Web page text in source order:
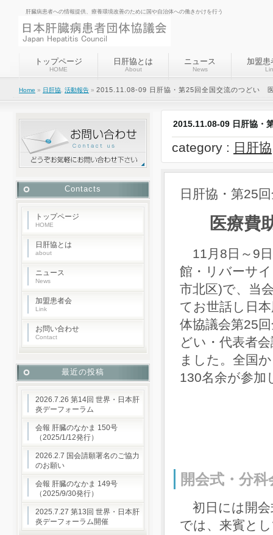
肝臓病患者への情報提供、療養環境改善のために国や自治体への働きかけを行う
トップページ
HOME
日肝協とは
About
ニュース
News
加盟患
Home » 日肝協 活動報告 » 2015.11.08-09 日肝協・第25回全国交流のつどい
2015.11.08-09 日肝協・
category : 日肝協
日肝協・第25
医療費
11月8日～9
館・リバーサ
市北区)で、当
てお世話し日
体協議会第25
どい・代表者
ました。全国
130名余が参加
開会式・分科
初日には開会
では、来賓と
Contacts
トップページ
HOME
日肝協とは
about
ニュース
News
加盟患者会
Link
お問い合わせ
Contact
最近の投稿
2026.7.26 第14回 世界・日本肝
炎デーフォーラム
会報 肝臓のなかま 150号
（2025/1/12発行）
2026.2.7 国会請願署名のご協力
のお願い
会報 肝臓のなかま 149号
（2025/9/30発行）
2025.7.27 第13回 世界・日本肝
炎デーフォーラム開催